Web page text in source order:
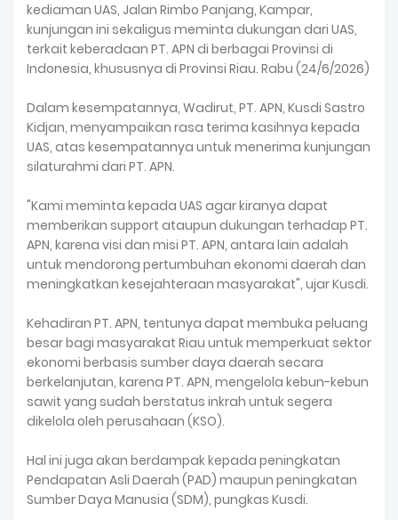
kediaman UAS, Jalan Rimbo Panjang, Kampar,
kunjungan ini sekaligus meminta dukungan dari UAS,
terkait keberadaan PT. APN di berbagai Provinsi di
Indonesia, khususnya di Provinsi Riau. Rabu (24/6/2026)
Dalam kesempatannya, Wadirut, PT. APN, Kusdi Sastro
Kidjan, menyampaikan rasa terima kasihnya kepada
UAS, atas kesempatannya untuk menerima kunjungan
silaturahmi dari PT. APN.
"Kami meminta kepada UAS agar kiranya dapat
memberikan support ataupun dukungan terhadap PT.
APN, karena visi dan misi PT. APN, antara lain adalah
untuk mendorong pertumbuhan ekonomi daerah dan
meningkatkan kesejahteraan masyarakat", ujar Kusdi.
Kehadiran PT. APN, tentunya dapat membuka peluang
besar bagi masyarakat Riau untuk memperkuat sektor
ekonomi berbasis sumber daya daerah secara
berkelanjutan, karena PT. APN, mengelola kebun-kebun
sawit yang sudah berstatus inkrah untuk segera
dikelola oleh perusahaan (KSO).
Hal ini juga akan berdampak kepada peningkatan
Pendapatan Asli Daerah (PAD) maupun peningkatan
Sumber Daya Manusia (SDM), pungkas Kusdi.